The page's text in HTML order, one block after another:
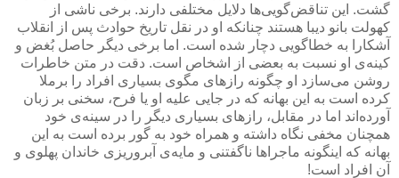
گشت. این تناقض‌گویی‌ها دلایل مختلفی دارند. برخی ناشی از
كهولت بانو دیبا هستند چنانكه او در نقل تاریخ حوادث پس از انقلاب
آشكارا به خطاگویی دچار شده است. اما برخی دیگر حاصل بُغض و
كینه‌ی او نسبت به بعضی از اشخاص است. دقت در متن خاطرات
روشن می‌سازد او چگونه رازهای مگوی بسیاری افراد را برملا
كرده است به این بهانه كه در جایی علیه او یا فرح، سخنی بر زبان
آورده‌اند اما در مقابل، رازهای بسیاری دیگر را در سینه‌ی خود
همچنان مخفی نگاه داشته و همراه خود به گور برده است به این
بهانه كه اینگونه ماجراها ناگفتنی و مایه‌ی آبروریزی خاندان پهلوی و
آن افراد است!